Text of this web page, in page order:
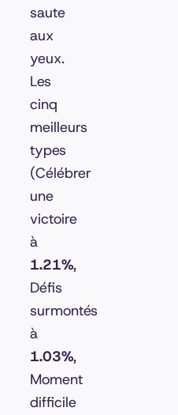
saute
aux
yeux.
Les
cinq
meilleurs
types
(Célébrer
une
victoire
à
1.21%,
Défis
surmontés
à
1.03%,
Moment
difficile